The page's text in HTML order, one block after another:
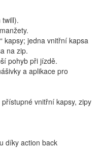
twill).
kapsy; jedna vnitřní kapsa
na zip.
pohyb při jízdě.
a aplikace pro
vnitřní kapsy, zipy
díky action back